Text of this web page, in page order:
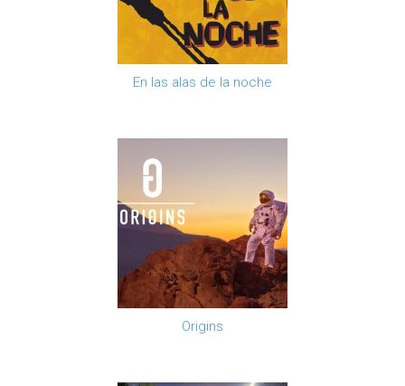
En las alas de la noche
Origins